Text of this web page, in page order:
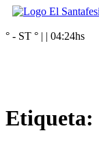
° - ST ° | | 04:24hs
Etiqueta: